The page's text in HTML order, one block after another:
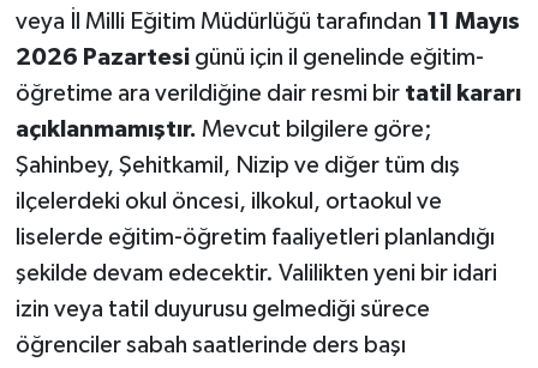
veya İl Milli Eğitim Müdürlüğü tarafından 11 Mayıs
2026 Pazartesigünü için il genelinde eğitim-
öğretime ara verildiğine dair resmi bir tatil kararı
açıklanmamıştır. Mevcut bilgilere göre;
Şahinbey, Şehitkamil, Nizip ve diğer tüm dış
ilçelerdeki okul öncesi, ilkokul, ortaokul ve
liselerde eğitim-öğretim faaliyetleri planlandığı
şekilde devam edecektir. Valilikten yeni bir idari
izin veya tatil duyurusu gelmediği sürece
öğrenciler sabah saatlerinde ders başı
OLAY
OTOMOTİV
SAĞLIK
Savaştepe
SEYAHAT